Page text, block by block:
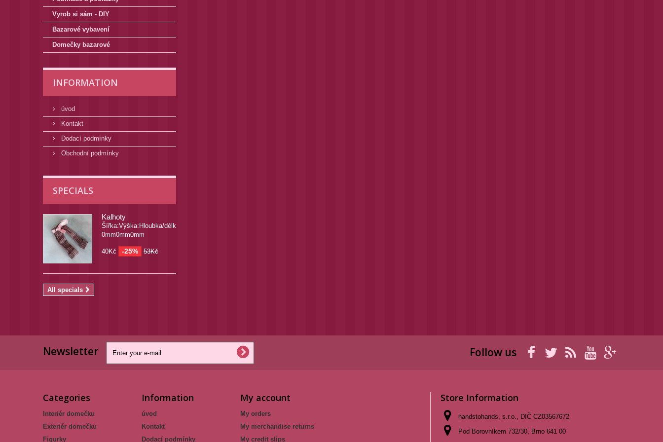
Vyrob si sám - DIY
Bazarové vybavení
Domečky bazarové
INFORMATION
úvod
Kontakt
Dodací podmínky
Obchodní podmínky
SPECIALS
Kalhoty
Šířka:Výška:Hloubka/délka:
0mm0mm0mm
40Kč -25% 53Kč
All specials
Newsletter Follow us
Categories
Interiér domečku
Exteriér domečku
Figurky
Information
úvod
Kontakt
Dodací podmínky
My account
My orders
My merchandise returns
My credit slips
Store Information
handstohands, s.r.o., DIČ CZ03567672
Pod Borovníkem 732/30, Brno 641 00